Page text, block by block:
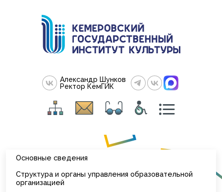
Александр Шунков
Ректор КемГИК
Основные сведения
Структура и органы управления образовательной
организацией